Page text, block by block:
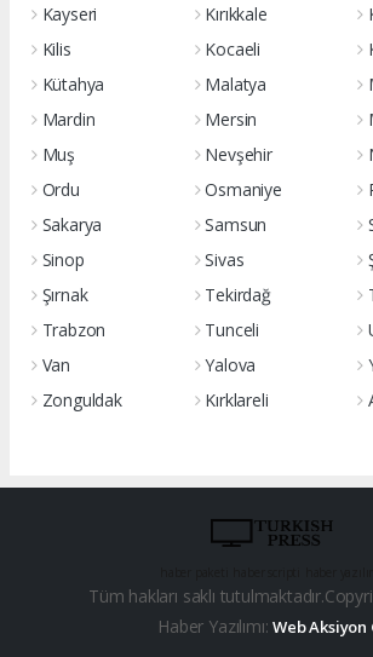
Kayseri
Kırıkkale
Kilis
Kocaeli
Kütahya
Malatya
Mardin
Mersin
Muş
Nevşehir
Ordu
Osmaniye
Sakarya
Samsun
Sinop
Sivas
Şırnak
Tekirdağ
Trabzon
Tunceli
Van
Yalova
Zonguldak
Kırklareli
Tüm hakları saklı
Haber Yazılımı:Web